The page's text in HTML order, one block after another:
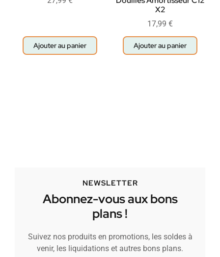
Ajouter au panier
X2
17,99 €
Ajouter au panier
NEWSLETTER
Abonnez-vous aux bons
plans !
Suivez nos produits en promotions, les soldes à
venir, les liquidations et autres bons plans.